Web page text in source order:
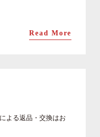
Read More
よる返品・交換はお